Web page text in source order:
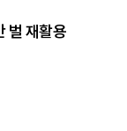
벌 재활용